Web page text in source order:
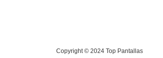
Copyright © 2024 Top Pantallas